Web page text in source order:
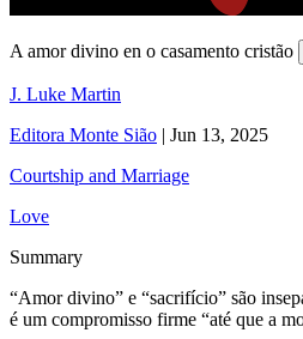
A amor divino en o casamento cristão
J. Luke Martin
Editora Monte Sião | Jun 13, 2025
Courtship and Marriage
Love
Summary
“Amor divino” e “sacrifício” são
é um compromisso firme “até que a